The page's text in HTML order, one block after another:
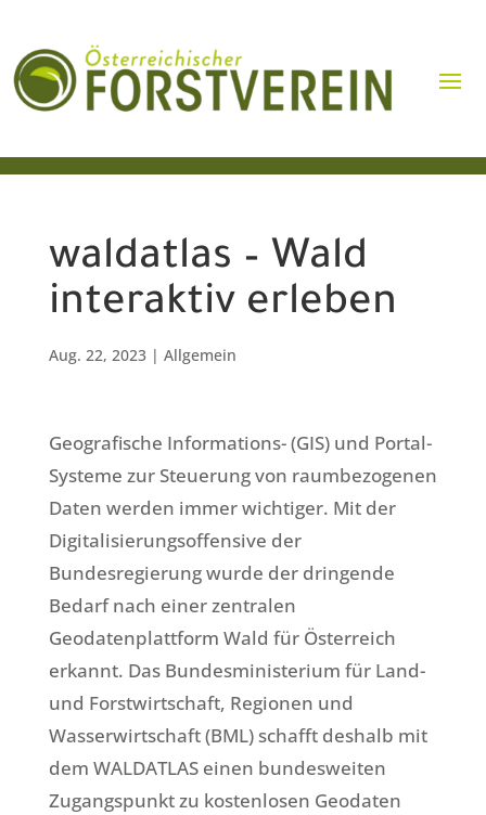
waldatlas – Wald
interaktiv erleben
Aug. 22, 2023| Allgemein
Geografische Informations- (GIS) und Portal-
Systeme zur Steuerung von raumbezogenen
Daten werden immer wichtiger. Mit der
Digitalisierungsoffensive der
Bundesregierung wurde der dringende
Bedarf nach einer zentralen
Geodatenplattform Wald für Österreich
erkannt. Das Bundesministerium für Land-
und Forstwirtschaft, Regionen und
Wasserwirtschaft (BML) schafft deshalb mit
dem WALDATLAS einen bundesweiten
Zugangspunkt zu kostenlosen Geodaten